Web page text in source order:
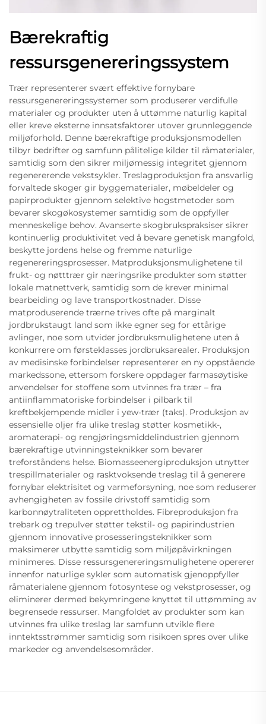
Bærekraftig
ressursgenereringssystem
Trær representerer svært effektive fornybare
ressursgenereringssystemer som produserer verdifulle
materialer og produkter uten å uttømme naturlig kapital
eller kreve eksterne innsatsfaktorer utover grunnleggende
miljøforhold. Denne bærekraftige produksjonsmodellen
tilbyr bedrifter og samfunn pålitelige kilder til råmaterialer,
samtidig som den sikrer miljømessig integritet gjennom
regenererende vekstsykler. Treslagproduksjon fra ansvarlig
forvaltede skoger gir byggematerialer, møbeldeler og
papirprodukter gjennom selektive hogstmetoder som
bevarer skogøkosystemer samtidig som de oppfyller
menneskelige behov. Avanserte skogbrukspraksiser sikrer
kontinuerlig produktivitet ved å bevare genetisk mangfold,
beskytte jordens helse og fremme naturlige
regenereringsprosesser. Matproduksjonsmulighetene til
frukt- og nøtttrær gir næringsrike produkter som støtter
lokale matnettverk, samtidig som de krever minimal
bearbeiding og lave transportkostnader. Disse
matproduserende trærne trives ofte på marginalt
jordbrukstaugt land som ikke egner seg for ettårige
avlinger, noe som utvider jordbruksmulighetene uten å
konkurrere om førsteklasses jordbruksarealer. Produksjon
av medisinske forbindelser representerer en ny oppstående
markedssone, ettersom forskere oppdager farmasøytiske
anvendelser for stoffene som utvinnes fra trær – fra
antiinflammatoriske forbindelser i pilbark til
kreftbekjempende midler i yew-trær (taks). Produksjon av
essensielle oljer fra ulike treslag støtter kosmetikk-,
aromaterapi- og rengjøringsmiddelindustrien gjennom
bærekraftige utvinningsteknikker som bevarer
treforståndens helse. Biomasseenergiproduksjon utnytter
trespillmaterialer og rasktvoksende treslag til å generere
fornybar elektrisitet og varmeforsyning, noe som reduserer
avhengigheten av fossile drivstoff samtidig som
karbonnøytraliteten opprettholdes. Fibreproduksjon fra
trebark og trepulver støtter tekstil- og papirindustrien
gjennom innovative prosesseringsteknikker som
maksimerer utbytte samtidig som miljøpåvirkningen
minimeres. Disse ressursgenereringsmulighetene opererer
innenfor naturlige sykler som automatisk gjenoppfyller
råmaterialene gjennom fotosyntese og vekstprosesser, og
eliminerer dermed bekymringene knyttet til uttømming av
begrensede ressurser. Mangfoldet av produkter som kan
utvinnes fra ulike treslag lar samfunn utvikle flere
inntektsstrømmer samtidig som risikoen spres over ulike
markeder og anvendelsesområder.